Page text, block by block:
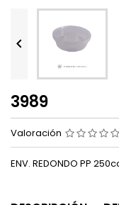

3989
Valoración
ENV. REDONDO PP